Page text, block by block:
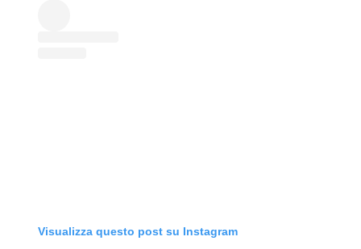
Visualizza questo post su Instagram